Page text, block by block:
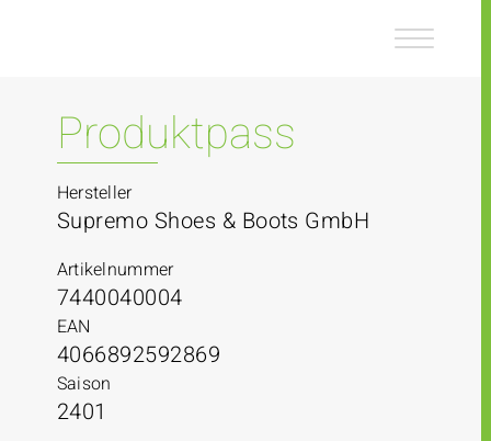
Produktpass
Hersteller
Supremo Shoes & Boots GmbH
Artikelnummer
7440040004
EAN
4066892592869
Saison
2401